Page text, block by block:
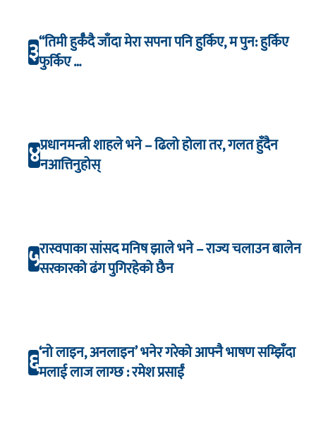
३“तिमी हुर्कँदै जाँदा मेरा सपना पनि हुर्किए, म पुन: हुर्किए
फुर्किए …
४प्रधानमन्त्री शाहले भने – ढिलो होला तर, गलत हुँदैन
नआत्तिनुहोस्
५रास्वपाका सांसद मनिष झाले भने – राज्य चलाउन बालेन
सरकारको ढंग पुगिरहेको छैन
६‘नो लाइन, अनलाइन’ भनेर गरेको आफ्नै भाषण सम्झिँदा
मलाई लाज लाग्छ : रमेश प्रसाईं